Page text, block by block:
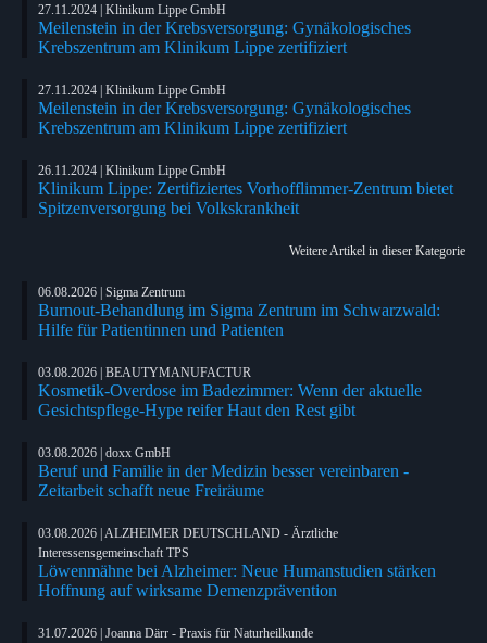
27.11.2024 | Klinikum Lippe GmbH
Meilenstein in der Krebsversorgung: Gynäkologisches
Krebszentrum am Klinikum Lippe zertifiziert
27.11.2024 | Klinikum Lippe GmbH
Meilenstein in der Krebsversorgung: Gynäkologisches
Krebszentrum am Klinikum Lippe zertifiziert
26.11.2024 | Klinikum Lippe GmbH
Klinikum Lippe: Zertifiziertes Vorhofflimmer-Zentrum bietet
Spitzenversorgung bei Volkskrankheit
Weitere Artikel in dieser Kategorie
06.08.2026 | Sigma Zentrum
Burnout-Behandlung im Sigma Zentrum im Schwarzwald:
Hilfe für Patientinnen und Patienten
03.08.2026 | BEAUTYMANUFACTUR
Kosmetik-Overdose im Badezimmer: Wenn der aktuelle
Gesichtspflege-Hype reifer Haut den Rest gibt
03.08.2026 | doxx GmbH
Beruf und Familie in der Medizin besser vereinbaren -
Zeitarbeit schafft neue Freiräume
03.08.2026 | ALZHEIMER DEUTSCHLAND - Ärztliche
Interessensgemeinschaft TPS
Löwenmähne bei Alzheimer: Neue Humanstudien stärken
Hoffnung auf wirksame Demenzprävention
31.07.2026 | Joanna Därr - Praxis für Naturheilkunde